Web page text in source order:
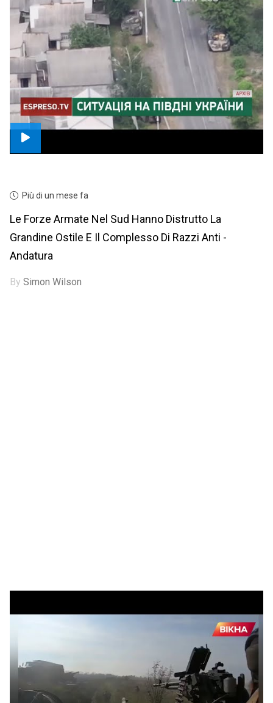
Più di un mese fa
Le Forze Armate Nel Sud Hanno Distrutto La
Grandine Ostile E Il Complesso Di Razzi Anti -
Andatura
BySimon Wilson